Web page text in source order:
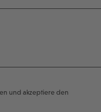
und akzeptiere den